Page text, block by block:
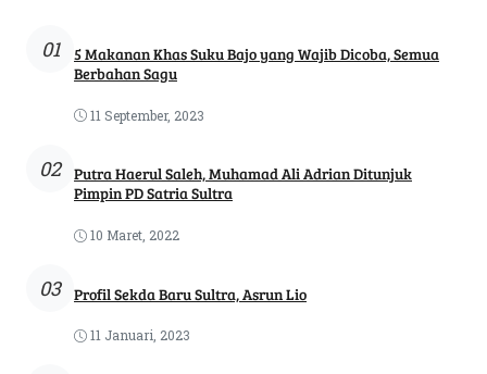
01
5 Makanan Khas Suku Bajo yang Wajib Dicoba, Semua
Berbahan Sagu
11 September, 2023
02
Putra Haerul Saleh, Muhamad Ali Adrian Ditunjuk
Pimpin PD Satria Sultra
10 Maret, 2022
03 Profil Sekda Baru Sultra, Asrun Lio
11 Januari, 2023